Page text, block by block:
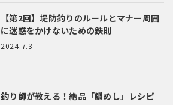
【第2回】堤防釣りのルールとマナー周囲
に迷惑をかけないための鉄則
2024.7.3
釣り師が教える！絶品「鯛めし」レシピ